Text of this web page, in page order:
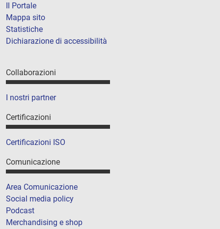
Il Portale
Mappa sito
Statistiche
Dichiarazione di accessibilità
Collaborazioni
I nostri partner
Certificazioni
Certificazioni ISO
Comunicazione
Area Comunicazione
Social media policy
Podcast
Merchandising e shop